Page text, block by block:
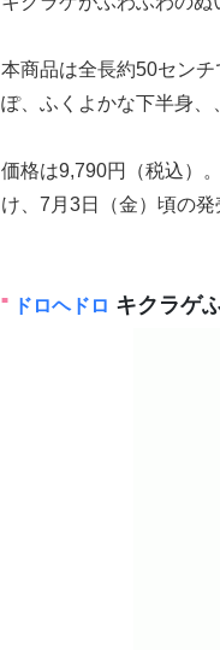
本商品は全長約50セン
ぽ、ふくよかな下半身、
価格は9,790円（税込）
け、7月3日（金）頃の発
ドロヘドロ キクラゲ